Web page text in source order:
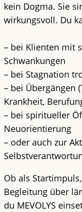
kein Dogma. Sie
wirkungsvoll. Du
– bei Klienten mit
Schwankungen
– bei Stagnation
– bei Übergängen
Krankheit,
– bei spiritueller
Neuorientierung
– oder auch zur
Ob als
Begleitung über
du MEVOLYS